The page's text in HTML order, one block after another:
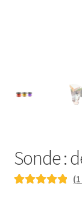
Sonde :
(1